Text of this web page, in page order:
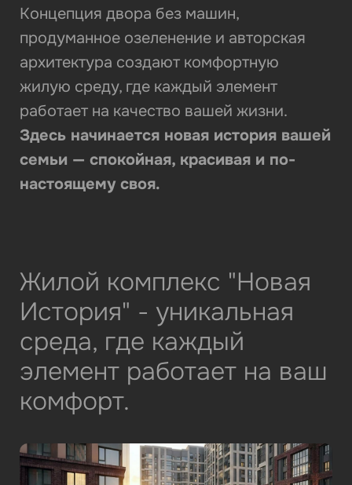
Концепция двора без машин,
продуманное озеленение и авторская
архитектура создают комфортную
жилую среду, где каждый элемент
работает на качество вашей жизни.
Здесь начинается новая история вашей
семьи — спокойная, красивая и по-
настоящему своя.
Жилой комплекс "Новая
История" - уникальная
среда, где каждый
элемент работает на ваш
комфорт.